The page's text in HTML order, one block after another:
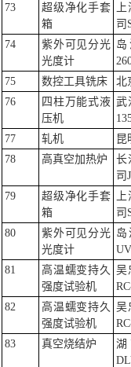
73
超级净化手套
箱
司
74
紫外可见分光
光度计
75
数控工具铣床
北
76
四柱万能式液
压机
武
77
轧机
昆
78
高真空加热炉
长
司
79
超级净化手套
箱
司
80
紫外可见分光
光度计
81
高温蠕变持久
强度试验机
吴
82
高温蠕变持久
强度试验机
吴
83
真空烧结炉